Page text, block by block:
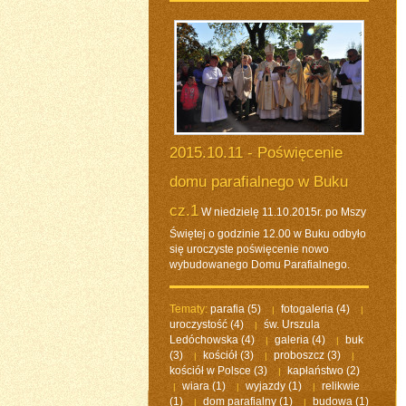
2015.10.11 - Poświęcenie
domu parafialnego w Buku
cz.1 W niedzielę 11.10.2015r. po Mszy
Świętej o godzinie 12.00 w Buku odbyło
się uroczyste poświęcenie nowo
wybudowanego Domu Parafialnego.
Tematy: parafia (5) | fotogaleria(4) |
uroczystość (4) |
św. Urszula
Ledóchowska(4) | galeria (4) |
buk
(3)
| kościół(3) | proboszcz (3) |
kościół w Polsce(3) | kapłaństwo (2)
| wiara (1) | wyjazdy (1) |
relikwie
(1)
| dom parafialny (1) | budowa (1)